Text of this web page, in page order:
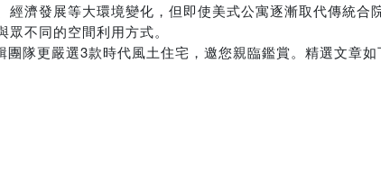
濟發展等大環境變化，但即使美式公寓逐漸取代傳統
不同的空間利用方式。
隊更嚴選3款時代風土住宅，邀您親臨鑑賞。精選文章